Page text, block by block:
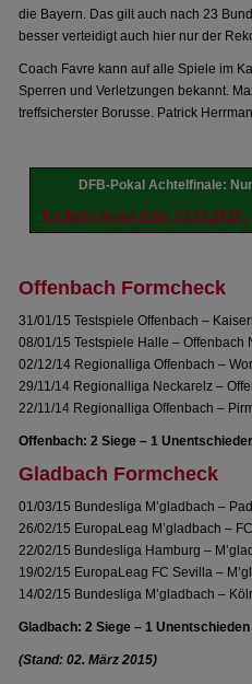
die Bayern. Das gilt auch nach 23
besser verteidigt auch hier nur der
Coach Favre kann auf alle Spiele im
Sperren und Verletzungen bekannt.
treffsicherster Borusse. Patrick
DFB-Pokal Achtelfinale:
Freiburg gegen Köln, 03.03.2015
Offenbach Formcheck
31/01/15 Testspiele Offenbach –
08/01/15 Testspiele Halle – Offenbach
02/12/14 Regionalliga Offenbach –
29/11/14 Regionalliga Neckarelz –
22/11/14 Regionalliga Offenbach –
Offenbach: 2 Siege – 1
Gladbach Formcheck
01/03/15 Bundesliga M’gladbach –
26/02/15 EuropaLeag M’gladbach –
22/02/15 Bundesliga Hamburg –
19/02/15 EuropaLeag FC Sevilla –
14/02/15 Bundesliga M’gladbach –
Gladbach: 2 Siege – 1
(Stand: 02. März 2015)